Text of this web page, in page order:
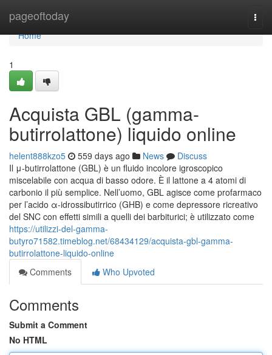
pageoftoday
Home
Home
1
Acquista GBL (gamma-
butirrolattone) liquido online
helent888kzo5 559 days ago News
Discuss
Il μ-butirrolattone (GBL) è un fluido incolore igroscopico
miscelabile con acqua di basso odore. È il lattone a 4 atomi di
carbonio il più semplice. Nell’uomo, GBL agisce come profarmaco
per l’acido α-idrossibutirrico (GHB) e come depressore ricreativo
del SNC con effetti simili a quelli dei barbiturici; è utilizzato come
https://utilizzi-del-gamma-
butyro71582.timeblog.net/68434129/acquista-gbl-gamma-
butirrolattone-liquido-online
Comments
Who Upvoted
Comments
Submit a Comment
No HTML